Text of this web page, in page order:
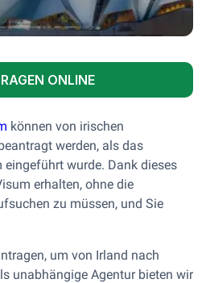
ONLINE
können von irischen
werden, als das
wurde. Dank dieses
erhalten, ohne die
zu müssen, und Sie
um von Irland nach
unabhängige Agentur bieten wir